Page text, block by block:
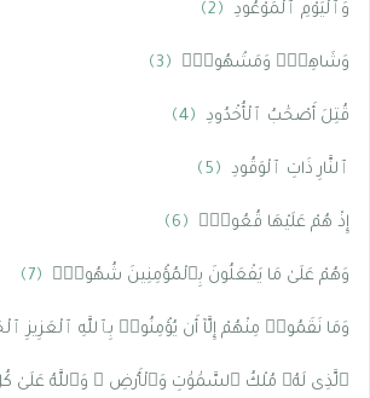
وَٱلْيَوْمِ ٱلْمَوْعُودِ ﴿2﴾
وَشَاهِدٍۢ وَمَشْهُودٍۢ ﴿3﴾
قُتِلَ أَصْحَٰبُ ٱلْأُخْدُودِ ﴿4﴾
ٱلنَّارِ ذَاتِ ٱلْوَقُودِ ﴿5﴾
إِذْ هُمْ عَلَيْهَا قُعُودٌۭ ﴿6﴾
وَهُمْ عَلَىٰ مَا يَفْعَلُونَ بِٱلْمُؤْمِنِينَ شُهُودٌۭ ﴿7﴾
وَمَا نَقَمُوا۟ مِنْهُمْ إِلَّآ أَن يُؤْمِنُوا۟ بِٱللَّهِ ٱلْعَزِيزِ
ٱلَّذِى لَهُۥ مُلْكُ ٱلسَّمَٰوَٰتِ وَٱلْأَرْضِ ۚ وَٱللَّهُ